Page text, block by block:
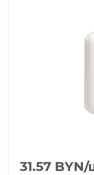
31.57 BYN/